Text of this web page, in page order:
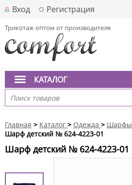
Вход Регистрация
Трикотаж оптом от производителя
КАТАЛОГ
Главная > Каталог > Одежда > Шарфы
Шарф детский № 624-4223-01
Шарф детский № 624-4223-01